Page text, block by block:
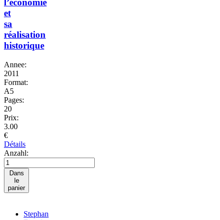
l’économie
et
sa
réalisation
historique
Annee:
2011
Format:
A5
Pages:
20
Prix:
3.00
€
Détails
Anzahl:
Dans
le
panier
Stephan